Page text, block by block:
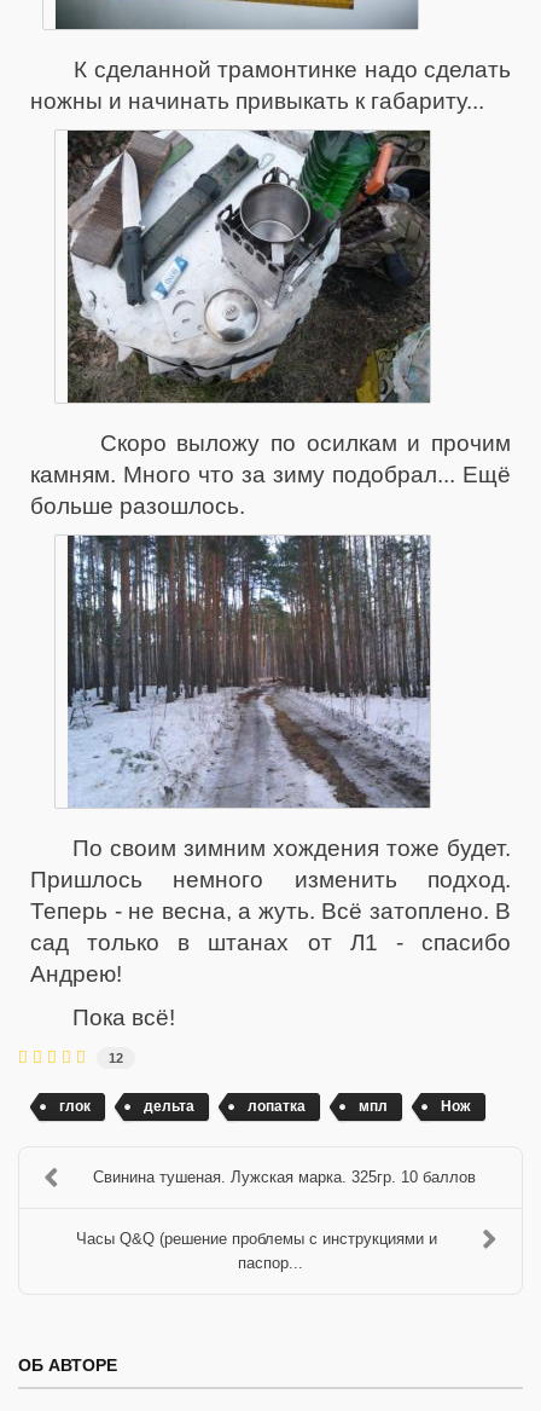
К сделанной трамонтинке надо сделать
ножны и начинать привыкать к габариту...
Скоро выложу по осилкам и прочим
камням. Много что за зиму подобрал... Ещё
больше разошлось.
По своим зимним хождения тоже будет.
Пришлось немного изменить подход.
Теперь - не весна, а жуть. Всё затоплено. В
сад только в штанах от Л1 - спасибо
Андрею!
Пока всё!
12
глок дельта лопатка мпл Нож
Свинина тушеная. Лужская марка. 325гр. 10 баллов
Часы Q&Q (решение проблемы с инструкциями и
паспор...
ОБ АВТОРЕ